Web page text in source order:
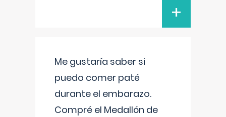
+
Me gustaría saber si
puedo comer paté
durante el embarazo.
Compré el Medallón de